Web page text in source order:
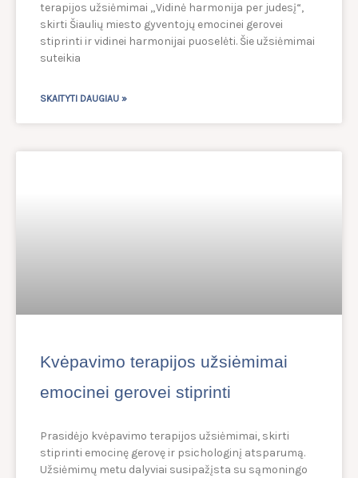
terapijos užsiėmimai „Vidinė harmonija per judesį“,
skirti Šiaulių miesto gyventojų emocinei gerovei
stiprinti ir vidinei harmonijai puoselėti. Šie užsiėmimai
suteikia
SKAITYTI DAUGIAU »
Kvėpavimo terapijos užsiėmimai
emocinei gerovei stiprinti
Prasidėjo kvėpavimo terapijos užsiėmimai, skirti
stiprinti emocinę gerovę ir psichologinį atsparumą.
Užsiėmimų metu dalyviai susipažįsta su sąmoningo